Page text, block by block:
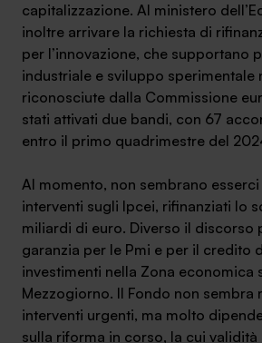
capitalizzazione. Al ministero
inoltre arrivare la richiesta di
per l’innovazione, che supportano
industriale e sviluppo sperimentale
riconosciute dalla Commissione
stati attivati due bandi, con 67
entro il primo quadrimestre del
Al momento, non sembrano
interventi sugli Ipcei, rifinanziati lo
miliardi di euro. Diverso il discorso
garanzia per le Pmi e per il credito
investimenti nella Zona economica
Mezzogiorno. Il Fondo non sembra
interventi urgenti, ma molto
sulla riforma in corso, la cui